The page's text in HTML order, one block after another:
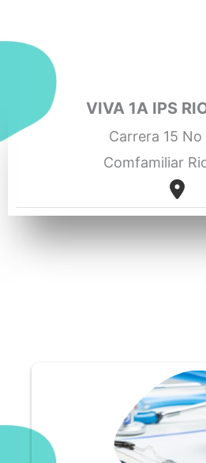
VIVA 1A IPS
Carrera 15 No
Comfamiliar